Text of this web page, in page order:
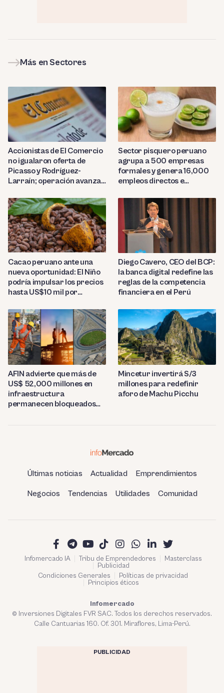
Más en Sectores
Accionistas de El Comercio
no igualaron oferta de
Picasso y Rodríguez-
Larraín; operación avanza
Sector pisquero peruano
agrupa a 500 empresas
formales y genera 16,000
empleos directos e
Cacao peruano ante una
nueva oportunidad: El Niño
podría impulsar los precios
hasta US$10 mil por
Diego Cavero, CEO del BCP:
la banca digital redefine las
reglas de la competencia
financiera en el Perú
AFIN advierte que más de
US$ 52,000 millones en
infraestructura
permanecen bloqueados
Mincetur invertirá S/3
millones para redefinir
aforo de Machu Picchu
Últimas noticias Actualidad Emprendimientos
Negocios Tendencias Utilidades Comunidad
Infomercado IA Tribu de Emprendedores
Masterclass
Publicidad
Condiciones Generales
Políticas de privacidad
Principios éticos
Infomercado
© Inversiones Digitales FVR SAC. Todos los derechos reservados.
Calle Cantuarias 160. Of. 301. Miraflores, Lima-Perú.
PUBLICIDAD